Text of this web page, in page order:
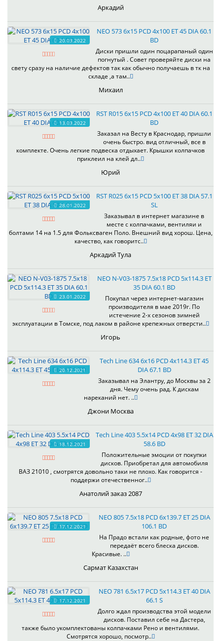
Аркадий
20.03.2022
NEO 573 6x15 PCD 4x100 ET 45 DIA 60.1
BD
Диски пришли один поцарапаный один
погнутый . Совет проверяйте диски на
свету сразу на наличие дефектов так как обычно получаешь в тк на
складе ,а там..
Михаил
13.03.2022
RST R015 6x15 PCD 4x100 ET 40 DIA 60.1
BD
Заказал на Весту в Краснодар, пришли
очень быстро. вид отличный, все в
комплекте. Очень легкие подвеска отдыхает. Крышки колпачков
приклеил на клей дл..
Юрий
28.01.2022
RST R025 6x15 PCD 5x100 ET 38 DIA 57.1
SL
Заказывал в интернет магазине в
месте с колпачками, вентиляи и
болтами 14 на 1.5 для Фольксваген Поло. Внешний вид хорош. Цена,
качество, как говоритс..
Аркадий Тула
23.01.2022
NEO N-V03-1875 7.5x18 PCD 5x114.3 ET
35 DIA 60.1 BD
Покупал через интернет-магазин
производителя в мае 2019г. По
истечение 2-х сезонов зимней
эксплуатации в Томске, под лаком в районе крепежных отверсти..
Игорь
20.12.2021
Tech Line 634 6x16 PCD 4x114.3 ET 45
DIA 67.1 BD
Заказывал на Элантру, до Москвы за 2
дня. Чему очень рад. К дискам
нареканий нет. ..
Джони Москва
18.12.2021
Tech Line 403 5.5x14 PCD 4x98 ET 32 DIA
58.6 BD
Положительные эмоции от покупки
дисков. Приобретал для автомобиля
ВАЗ 21010 , смотрятся довольно таки не плохо. Как говорится -
поддержи отечественног..
Анатолий заказ 2087
17.12.2021
NEO 805 7.5x18 PCD 6x139.7 ET 25 DIA
106.1 BD
На Прадо встали как родные, фото не
передаёт всего блеска дисков.
Красивые. ..
Сармат Казахстан
17.12.2021
NEO 781 6.5x17 PCD 5x114.3 ET 40 DIA
66.1 S
Долго ждал производства этой модели
дисков. Поставил себе на Дастера,
также было укомплектованы колпачками Рено и вентилями.
Смотрятся хорошо, посмотр..